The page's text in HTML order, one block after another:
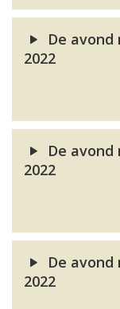
De
2022
De
2022
De
2022